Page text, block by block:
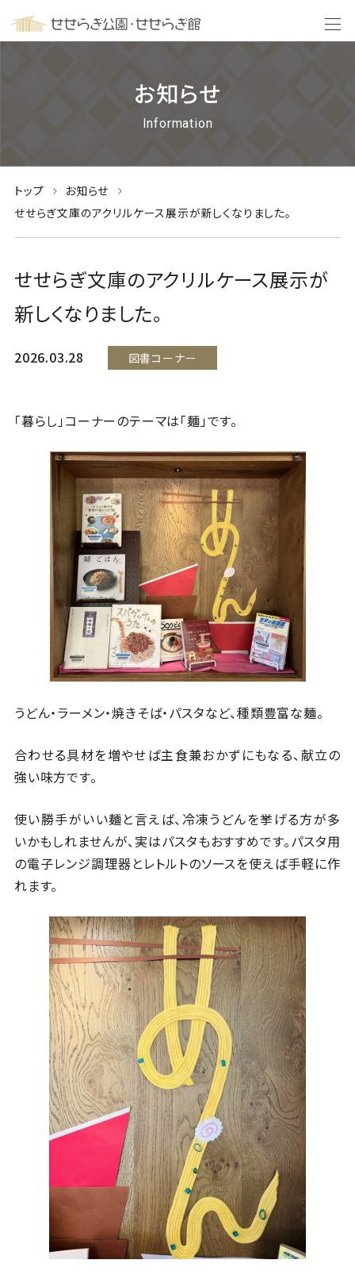
お知らせ
Information
トップ
お知らせ
せせらぎ文庫のアクリルケース展示が新しくなりました。
せせらぎ文庫のアクリルケース展示が
新しくなりました。
2026.03.28 図書コーナー
「暮らし」コーナーのテーマは「麺」です。
うどん・ラーメン・焼きそば・パスタなど、種類豊富な麺。
合わせる具材を増やせば主食兼おかずにもなる、献立の
強い味方です。
使い勝手がいい麺と言えば、冷凍うどんを挙げる方が多
いかもしれませんが、実はパスタもおすすめです。パスタ用
の電子レンジ調理器とレトルトのソースを使えば手軽に作
れます。